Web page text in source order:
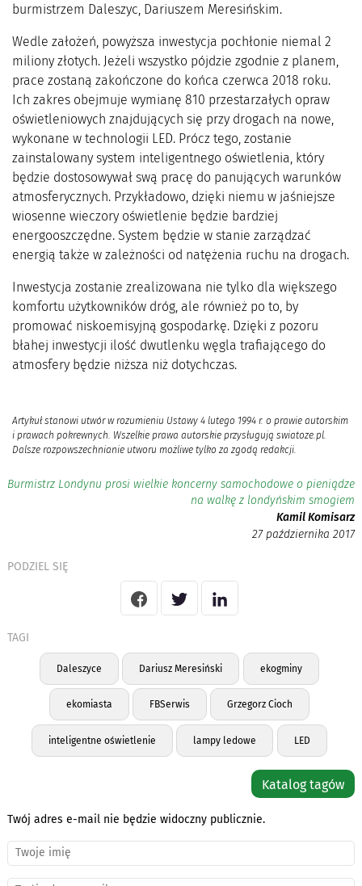
burmistrzem Daleszyc, Dariuszem Meresińskim.
Wedle założeń, powyższa inwestycja pochłonie niemal 2
miliony złotych. Jeżeli wszystko pójdzie zgodnie z planem,
prace zostaną zakończone do końca czerwca 2018 roku.
Ich zakres obejmuje wymianę 810 przestarzałych opraw
oświetleniowych znajdujących się przy drogach na nowe,
wykonane w technologii LED. Prócz tego, zostanie
zainstalowany system inteligentnego oświetlenia, który
będzie dostosowywał swą pracę do panujących warunków
atmosferycznych. Przykładowo, dzięki niemu w jaśniejsze
wiosenne wieczory oświetlenie będzie bardziej
energooszczędne. System będzie w stanie zarządzać
energią także w zależności od natężenia ruchu na drogach.
Inwestycja zostanie zrealizowana nie tylko dla większego
komfortu użytkowników dróg, ale również po to, by
promować niskoemisyjną gospodarkę. Dzięki z pozoru
błahej inwestycji ilość dwutlenku węgla trafiającego do
atmosfery będzie niższa niż dotychczas.
Artykuł stanowi utwór w rozumieniu Ustawy 4 lutego 1994 r. o prawie autorskim
i prawach pokrewnych. Wszelkie prawa autorskie przysługują swiatoze.pl.
Dalsze rozpowszechnianie utworu możliwe tylko za zgodą redakcji.
Burmistrz Londynu prosi wielkie koncerny samochodowe o pieniądze
na walkę z londyńskim smogiem
Kamil Komisarz
27 października 2017
PODZIEL SIĘ
TAGI
Daleszyce Dariusz Meresiński ekogminy
ekomiasta FBSerwis Grzegorz Cioch
inteligentne oświetlenie lampy ledowe LED
Katalog tagów
Twój adres e-mail nie będzie widoczny publicznie.